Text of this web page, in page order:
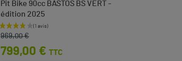
Pit Bike 90cc BASTOS BS VERT -
édition 2025
Prix de base
969,00 €
Prix
799,00 € TTC